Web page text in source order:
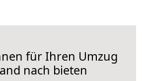
für Ihren Umzug
nach bieten